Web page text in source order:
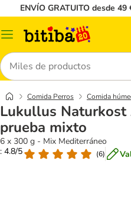
ENVÍO GRATUITO desde
Menú
Buscar
Comida Perros Comida
Lukullus
prueba mixto
6 x 300 g - Mix Mediterráneo
: 4.8/5
(6)